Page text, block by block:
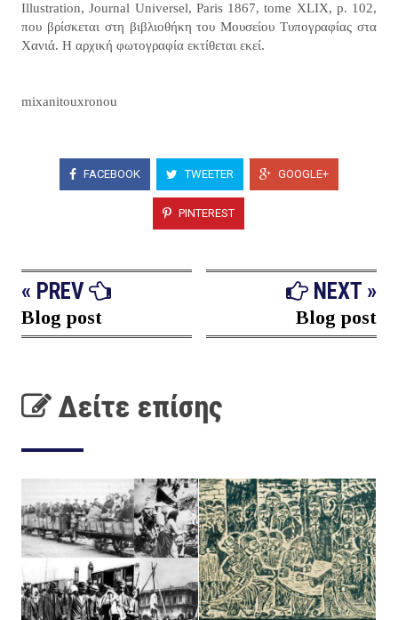
Illustration, Journal Universel, Paris 1867, tome XLIX, p. 102,
που βρίσκεται στη βιβλιοθήκη του Μουσείου Τυπογραφίας στα
Χανιά. Η αρχική φωτογραφία εκτίθεται εκεί.
mixanitouxronou​
FACEBOOK TWEETER GOOGLE+
PINTEREST
« PREV
Blog post
NEXT »
Blog post
Δείτε επίσης